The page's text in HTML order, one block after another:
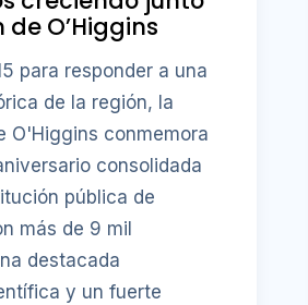
O’Higgins
para responder a una
de la región, la
O'Higgins conmemora
consolidada
pública de
más de 9 mil
destacada
y un fuerte